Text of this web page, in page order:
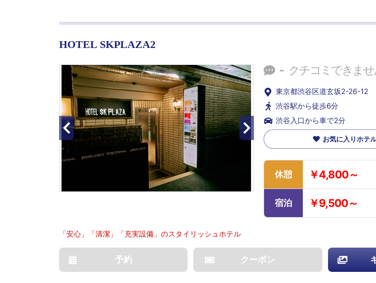
HOTEL SKPLAZA2
- クチコミできま
東京都渋谷区道玄坂2-26-12
渋谷駅から徒歩6分
渋谷入口から車で2分
お気に入りホテ
休憩 ￥4,800～
宿泊 ￥9,500～
「安心」「清潔」「充実設備」のスタイリッシュホテル
予約 クーポン